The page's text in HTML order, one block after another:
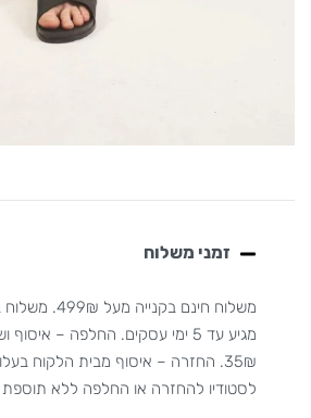
זמני משלוח
מגיע עד 5 ימי עסקים. החלפה –
לסטודיו להחזרה או החלפה ללא